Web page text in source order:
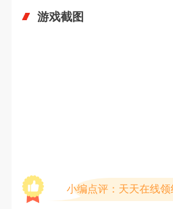
游戏截图
小编点评：天天在线